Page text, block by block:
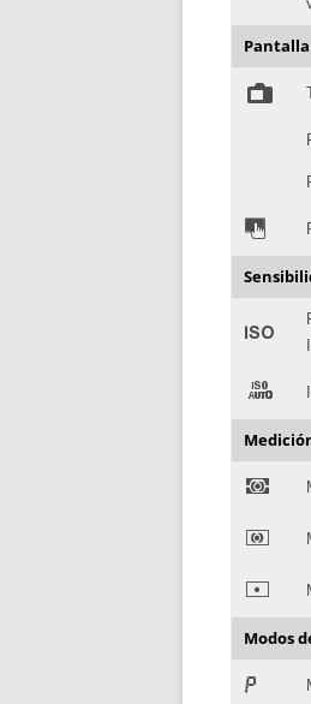
Pantalla
%
&
'
(
)
*
+
Modos
,